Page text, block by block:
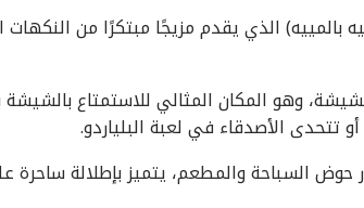
بالمييه) الذي يقدم مزيجًا مبتكرًا من النكهات
وهو المكان المثالي للاستمتاع بالشيشة
تتحدى الأصدقاء في لعبة البلياردو.
حوض السباحة والمطعم، يتميز بإطلالة